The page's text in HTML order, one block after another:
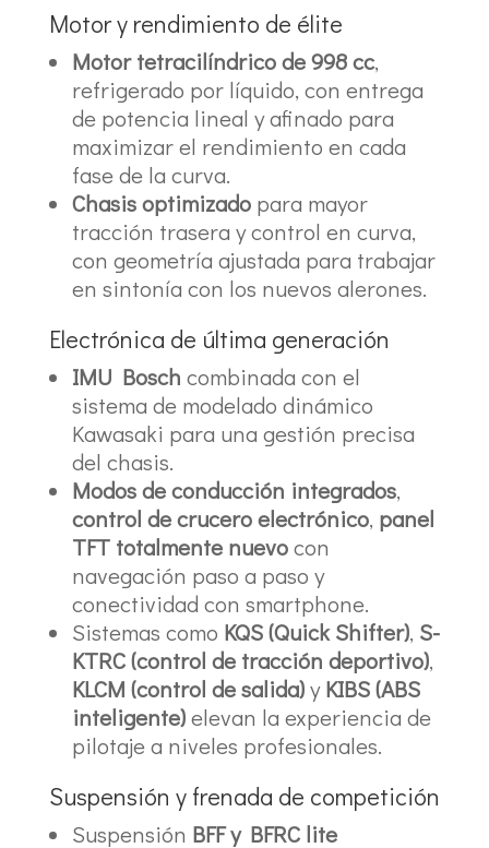
Motor y rendimiento de élite
Motor tetracilíndrico de 998 cc,
refrigerado por líquido, con entrega
de potencia lineal y afinado para
maximizar el rendimiento en cada
fase de la curva.
Chasis optimizadopara mayor
tracción trasera y control en curva,
con geometría ajustada para trabajar
en sintonía con los nuevos alerones.
Electrónica de última generación
IMU Bosch combinada con el
sistema de modelado dinámico
Kawasaki para una gestión precisa
del chasis.
Modos de conducción integrados,
control de crucero electrónico, panel
TFT totalmente nuevocon
navegación paso a paso y
conectividad con smartphone.
Sistemas como KQS (Quick Shifter), S-
KTRC (control de tracción deportivo),
KLCM (control de salida)yKIBS (ABS
inteligente)elevan la experiencia de
pilotaje a niveles profesionales.
Suspensión y frenada de competición
Suspensión BFF y BFRC lite